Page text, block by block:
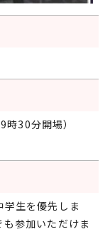
30分開場）
生を優先しま
参加いただけま